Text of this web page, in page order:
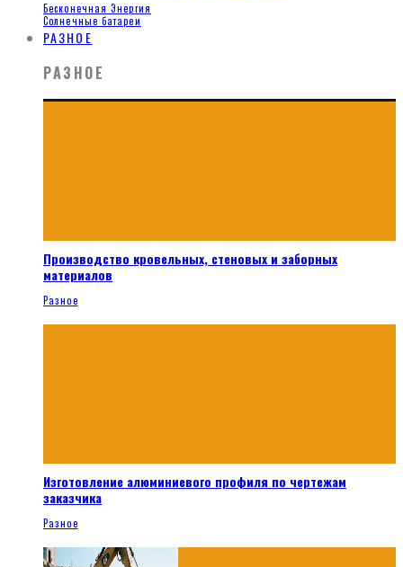
Бесконечная Энергия
Солнечные батареи
РАЗНОЕ
РАЗНОЕ
Производство кровельных, стеновых и заборных
материалов
Разное
Изготовление алюминиевого профиля по чертежам
заказчика
Разное